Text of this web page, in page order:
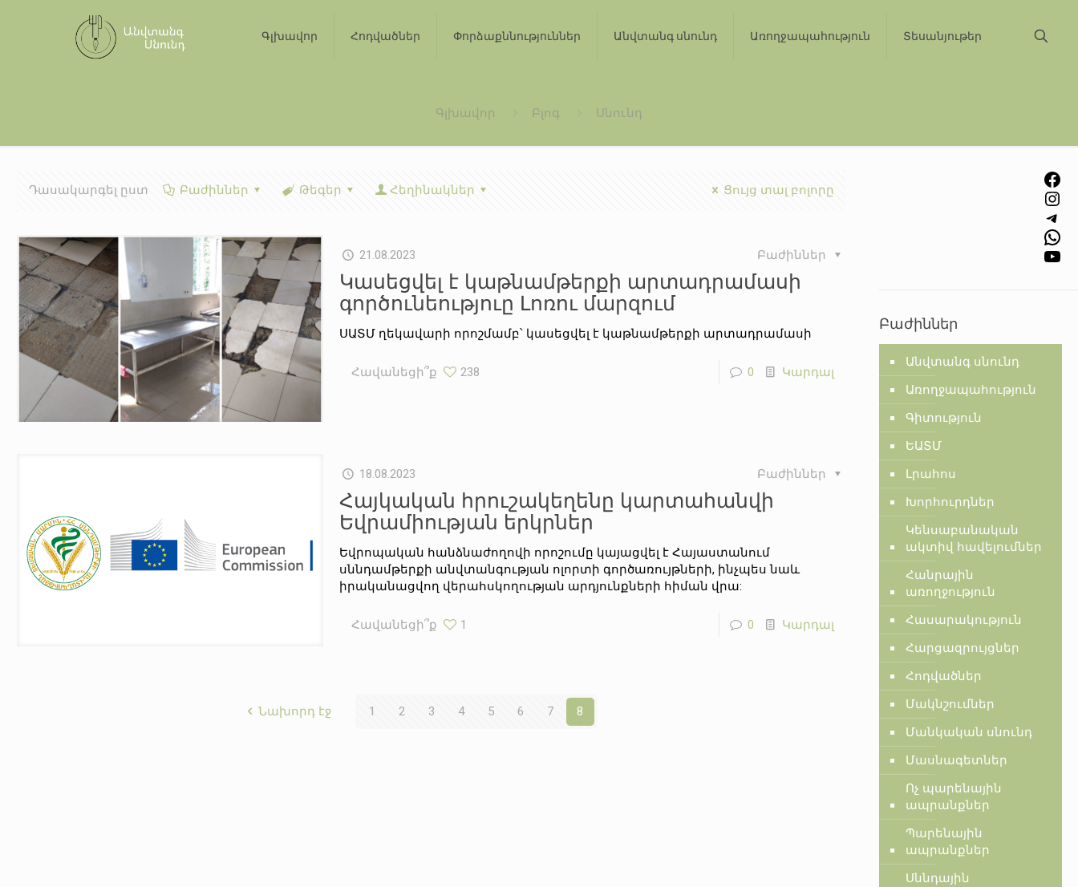
Գլխավոր Հոդվածներ Փորձաքննություններ Անվտանգ սնունդ Առողջապահություն Տեսանյութեր
Գլխավոր Բլոգ Սնունդ
Դասակարգել ըստ Բաժիններ Թեգեր Հեղինակներ Ցույց տալ բոլորը
21.08.2023 Բաժիններ
Կասեցվել է կաթնամթերքի արտադրամասի
գործունեություը Լոռու մարզում
ՍԱՏՄ ղեկավարի որոշմամբ՝ կասեցվել է կաթնամթերքի արտադրամասի
Հավանեցի՞ք 238 0 Կարդալ
18.08.2023 Բաժիններ
Հայկական հրուշակեղենը կարտահանվի
Եվրամիության երկրներ
Եվրոպական հանձնաժողովի որոշումը կայացվել է Հայաստանում
սննդամթերքի անվտանգության ոլորտի գործառույթների, ինչպես նաև
իրականացվող վերահսկողության արդյունքների հիման վրա:
Հավանեցի՞ք 1 0 Կարդալ
Նախորդ էջ 1 2 3 4 5 6 7 8
Facebook
Instagram
Telegram
WhatsApp
YouTube
Բաժիններ
Անվտանգ սնունդ
Առողջապահություն
Գիտություն
ԵԱՏՄ
Լրահոս
Խորհուրդներ
Կենսաբանական
ակտիվ հավելումներ
Հանրային
առողջություն
Հասարակություն
Հարցազրույցներ
Հոդվածներ
Մակնշումներ
Մանկական սնունդ
Մասնագետներ
Ոչ պարենային
ապրանքներ
Պարենային
ապրանքներ
Սննդային